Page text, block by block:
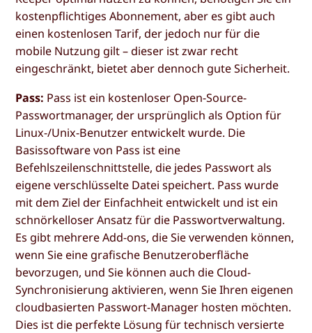
kostenpflichtiges Abonnement, aber es gibt auch
einen kostenlosen Tarif, der jedoch nur für die
mobile Nutzung gilt – dieser ist zwar recht
eingeschränkt, bietet aber dennoch gute Sicherheit.
Pass: Pass ist ein kostenloser Open-Source-
Passwortmanager, der ursprünglich als Option für
Linux-/Unix-Benutzer entwickelt wurde. Die
Basissoftware von Pass ist eine
Befehlszeilenschnittstelle, die jedes Passwort als
eigene verschlüsselte Datei speichert. Pass wurde
mit dem Ziel der Einfachheit entwickelt und ist ein
schnörkelloser Ansatz für die Passwortverwaltung.
Es gibt mehrere Add-ons, die Sie verwenden können,
wenn Sie eine grafische Benutzeroberfläche
bevorzugen, und Sie können auch die Cloud-
Synchronisierung aktivieren, wenn Sie Ihren eigenen
cloudbasierten Passwort-Manager hosten möchten.
Dies ist die perfekte Lösung für technisch versierte